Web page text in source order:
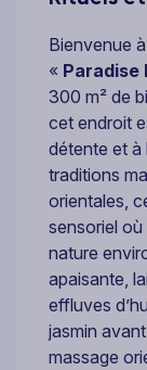
Bienvenue
« Paradise
300 m² de
cet endroit
détente et à
traditions
orientales,
sensoriel
nature
apaisante,
effluves
jasmin
massage